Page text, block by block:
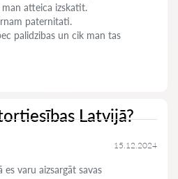
man atteica izskatit.
paternitati.
palidzibas un cik man tas
Latvijā?
15.12.2024
es varu aizsargāt savas